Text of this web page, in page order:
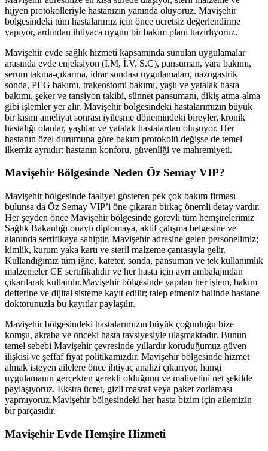
hijyen protokolleriyle hastanızın yanında oluyoruz. Mavişehir
bölgesindeki tüm hastalarımız için önce ücretsiz değerlendirme
yapıyor, ardından ihtiyaca uygun bir bakım planı hazırlıyoruz.
Mavişehirevde sağlık hizmeti kapsamında sunulan uygulamalar
arasında evde enjeksiyon (İ.M, İ.V, S.C), pansuman, yara bakımı,
serum takma-çıkarma, idrar sondası uygulamaları, nazogastrik
sonda, PEG bakımı, trakeostomi bakımı, yaşlı ve yatalak hasta
bakımı, şeker ve tansiyon takibi, sünnet pansumanı, dikiş atma-alma
gibi işlemler yer alır. Mavişehirbölgesindeki hastalarımızın büyük
bir kısmı ameliyat sonrası iyileşme dönemindeki bireyler, kronik
hastalığı olanlar, yaşlılar ve yatalak hastalardan oluşuyor. Her
hastanın özel durumuna göre bakım protokolü değişse de temel
ilkemiz aynıdır: hastanın konforu, güvenliği ve mahremiyeti.
Mavişehir Bölgesinde Neden Öz Semay VIP?
Mavişehirbölgesinde faaliyet gösteren pek çok bakım firması
bulunsa da Öz Semay VIP’i öne çıkaran birkaç önemli detay vardır.
Her şeyden önce Mavişehirbölgesinde görevli tüm hemşirelerimiz
Sağlık Bakanlığı onaylı diplomaya, aktif çalışma belgesine ve
alanında sertifikaya sahiptir. Mavişehiradresine gelen personelimiz;
kimlik, kurum yaka kartı ve steril malzeme çantasıyla gelir.
Kullandığımız tüm iğne, kateter, sonda, pansuman ve tek kullanımlık
malzemeler CE sertifikalıdır ve her hasta için ayrı ambalajından
çıkarılarak kullanılır.Mavişehirbölgesinde yapılan her işlem, bakım
defterine ve dijital sisteme kayıt edilir; talep etmeniz halinde hastane
doktorunuzla bu kayıtlar paylaşılır.
Mavişehirbölgesindeki hastalarımızın büyük çoğunluğu bize
komşu, akraba ve önceki hasta tavsiyesiyle ulaşmaktadır. Bunun
temel sebebi Mavişehirçevresinde yıllardır koruduğumuz güven
ilişkisi ve şeffaf fiyat politikamızdır. Mavişehirbölgesinde hizmet
almak isteyen ailelere önce ihtiyaç analizi çıkarıyor, hangi
uygulamanın gerçekten gerekli olduğunu ve maliyetini net şekilde
paylaşıyoruz. Ekstra ücret, gizli masraf veya paket zorlaması
yapmıyoruz.Mavişehirbölgesindeki her hasta bizim için ailemizin
bir parçasıdır.
Mavişehir Evde Hemşire Hizmeti